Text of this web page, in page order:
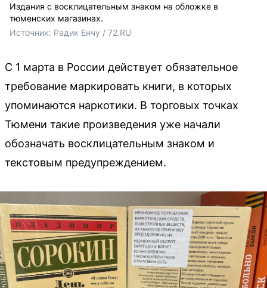
Издания с восклицательным знаком на обложке в
тюменских магазинах.
Источник: Радик Енчу / 72.RU
С 1 марта в России действует обязательное
требование маркировать книги, в которых
упоминаются наркотики. В торговых точках
Тюмени такие произведения уже начали
обозначать восклицательным знаком и
текстовым предупреждением.